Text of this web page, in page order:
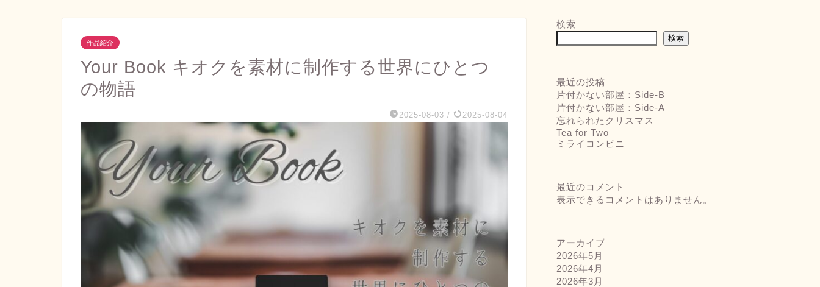
作品紹介
Your Book キオクを素材に制作する世界にひとつ
の物語
2025-08-03 / 2025-08-04
検索
検索
最近の投稿
片付かない部屋：Side-B
片付かない部屋：Side-A
忘れられたクリスマス
Tea for Two
ミライコンビニ
最近のコメント
表示できるコメントはありません。
アーカイブ
2026年5月
2026年4月
2026年3月